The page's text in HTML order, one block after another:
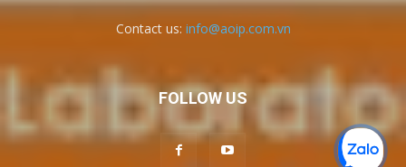
Contact us: info@aoip.com.vn
FOLLOW US